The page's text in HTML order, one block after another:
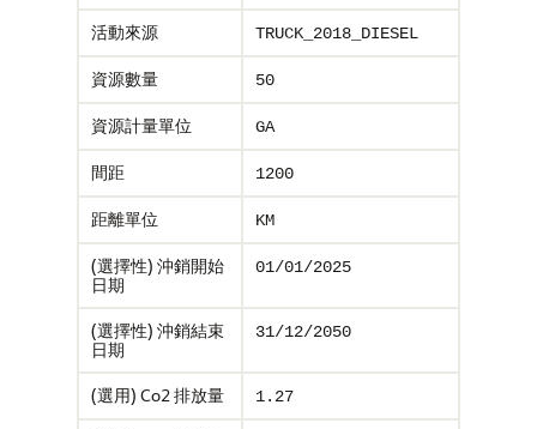
活動來源 TRUCK_2018_DIESEL
資源數量 50
資源計量單位 GA
間距 1200
距離單位 KM
(選擇性) 沖銷開始
日期
01/01/2025
(選擇性) 沖銷結束
日期
31/12/2050
(選用) Co2 排放量 1.27